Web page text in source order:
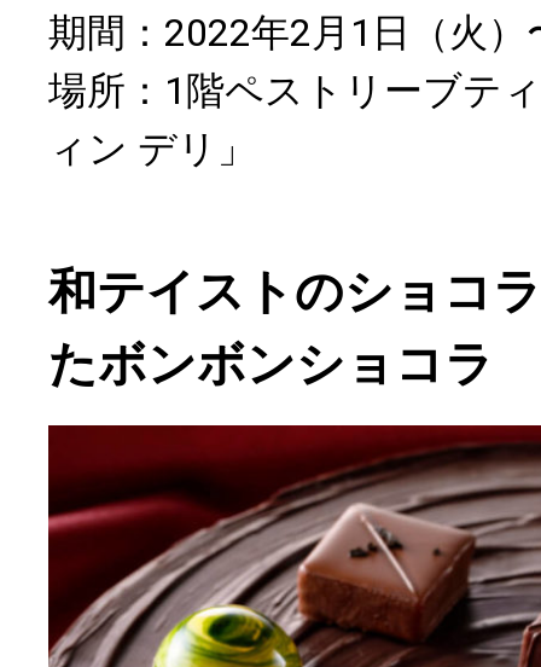
期間：2022年2月1日（火
場所：1階ペストリーブテ
ィン デリ」
和テイストのショコ
たボンボンショコラ